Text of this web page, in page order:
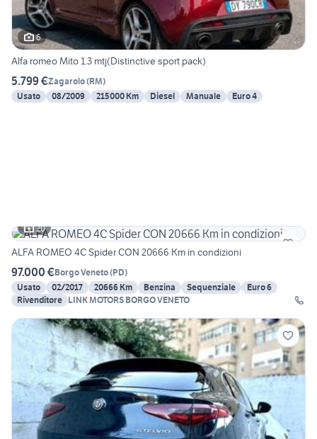
6
Alfa romeo Mito 1.3 mtj(Distinctive sport pack)
5.799 €Zagarolo(RM)
Usato
08/2009 215000 Km Diesel Manuale Euro 4
20
ALFA ROMEO 4C Spider CON 20666 Km in condizioni
97.000 €Borgo Veneto(PD)
Usato
02/2017 20666 Km Benzina Sequenziale
Euro 6
Rivenditore LINK MOTORS BORGO VENETO